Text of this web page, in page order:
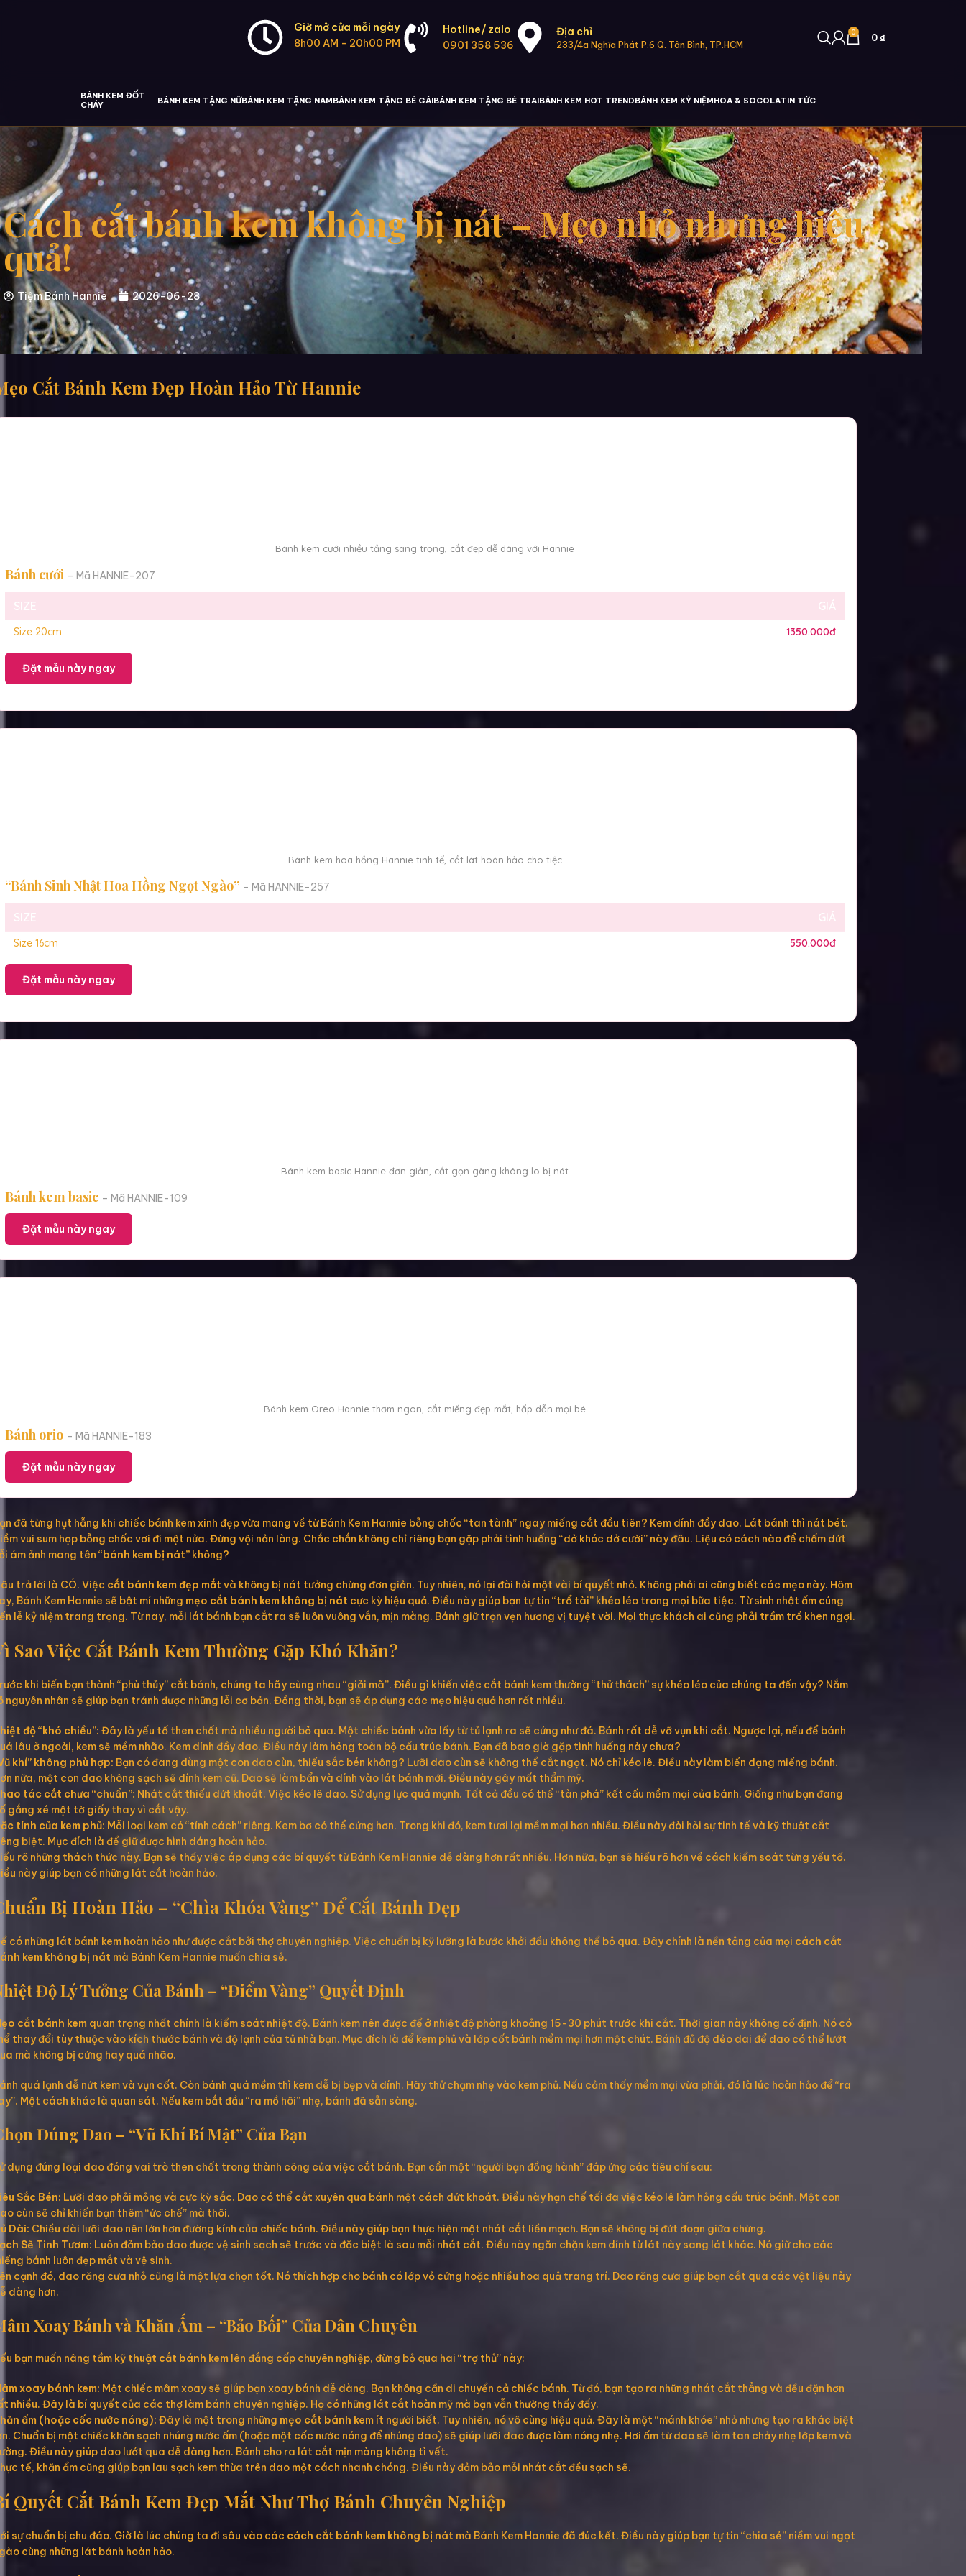
Giờ mở cửa mỗi ngày
8h00 AM - 20h00 PM
Hotline/ zalo
0901 358 536
Địa chỉ
233/4a Nghĩa Phát P.6 Q. Tân Bình, TP.HCM
0 0₫
BÁNH KEM ĐỐT
CHÁY
BÁNH KEM TẶNG NỮBÁNH KEM TẶNG NAMBÁNH KEM TẶNG BÉ GÁIBÁNH KEM TẶNG BÉ TRAIBÁNH KEM HOT TRENDBÁNH KEM KỶ NIỆMHOA & SOCOLATIN TỨC
Cách cắt bánh kem không bị nát – Mẹo nhỏ nhưng hiệu
quả!
Tiệm Bánh Hannie 2026-06-28
Cắt Bánh Kem Đẹp Hoàn Hảo Từ Hannie
Bánh kem cưới nhiều tầng sang trọng, cắt đẹp dễ dàng với Hannie
Bánh cưới – Mã HANNIE-207
SIZE GIÁ
Size 20cm 1350.000đ
Đặt mẫu này ngay
Bánh kem hoa hồng Hannie tinh tế, cắt lát hoàn hảo cho tiệc
“Bánh Sinh Nhật Hoa Hồng Ngọt Ngào” – Mã HANNIE-257
SIZE GIÁ
Size 16cm 550.000đ
Đặt mẫu này ngay
Bánh kem basic Hannie đơn giản, cắt gọn gàng không lo bị nát
Bánh kem basic – Mã HANNIE-109
Đặt mẫu này ngay
Bánh kem Oreo Hannie thơm ngon, cắt miếng đẹp mắt, hấp dẫn mọi bé
Bánh orio – Mã HANNIE-183
Đặt mẫu này ngay
đã từng hụt hẫng khi chiếc bánh kem xinh đẹp vừa mang về từ Bánh Kem Hannie bỗng chốc “tan tành” ngay miếng cắt đầu tiên? Kem dính đầy dao. Lát bánh thì nát bét.
vui sum họp bỗng chốc vơi đi một nửa. Đừng vội nản lòng. Chắc chắn không chỉ riêng bạn gặp phải tình huống “dở khóc dở cười” này đâu. Liệu có cách nào để chấm dứt
ám ảnh mang tên “bánh kem bị nát” không?
trả lời là CÓ. Việc cắt bánh kem đẹp mắt và không bị nát tưởng chừng đơn giản. Tuy nhiên, nó lại đòi hỏi một vài bí quyết nhỏ. Không phải ai cũng biết các mẹo này. Hôm
Bánh Kem Hannie sẽ bật mí những mẹo cắt bánh kem không bị nát cực kỳ hiệu quả. Điều này giúp bạn tự tin “trổ tài” khéo léo trong mọi bữa tiệc. Từ sinh nhật ấm cúng
lễ kỷ niệm trang trọng. Từ nay, mỗi lát bánh bạn cắt ra sẽ luôn vuông vắn, mịn màng. Bánh giữ trọn vẹn hương vị tuyệt vời. Mọi thực khách ai cũng phải trầm trồ khen ngợi.
Sao Việc Cắt Bánh Kem Thường Gặp Khó Khăn?
khi biến bạn thành “phù thủy” cắt bánh, chúng ta hãy cùng nhau “giải mã”. Điều gì khiến việc cắt bánh kem thường “thử thách” sự khéo léo của chúng ta đến vậy? Nắm
nguyên nhân sẽ giúp bạn tránh được những lỗi cơ bản. Đồng thời, bạn sẽ áp dụng các mẹo hiệu quả hơn rất nhiều.
độ “khó chiều”: Đây là yếu tố then chốt mà nhiều người bỏ qua. Một chiếc bánh vừa lấy từ tủ lạnh ra sẽ cứng như đá. Bánh rất dễ vỡ vụn khi cắt. Ngược lại, nếu để bánh
lâu ở ngoài, kem sẽ mềm nhão. Kem dính đầy dao. Điều này làm hỏng toàn bộ cấu trúc bánh. Bạn đã bao giờ gặp tình huống này chưa?
khí” không phù hợp: Bạn có đang dùng một con dao cùn, thiếu sắc bén không? Lưỡi dao cùn sẽ không thể cắt ngọt. Nó chỉ kéo lê. Điều này làm biến dạng miếng bánh.
nữa, một con dao không sạch sẽ dính kem cũ. Dao sẽ làm bẩn và dính vào lát bánh mới. Điều này gây mất thẩm mỹ.
tác cắt chưa “chuẩn”: Nhát cắt thiếu dứt khoát. Việc kéo lê dao. Sử dụng lực quá mạnh. Tất cả đều có thể “tàn phá” kết cấu mềm mại của bánh. Giống như bạn đang
gắng xé một tờ giấy thay vì cắt vậy.
tính của kem phủ: Mỗi loại kem có “tính cách” riêng. Kem bơ có thể cứng hơn. Trong khi đó, kem tươi lại mềm mại hơn nhiều. Điều này đòi hỏi sự tinh tế và kỹ thuật cắt
biệt. Mục đích là để giữ được hình dáng hoàn hảo.
rõ những thách thức này. Bạn sẽ thấy việc áp dụng các bí quyết từ Bánh Kem Hannie dễ dàng hơn rất nhiều. Hơn nữa, bạn sẽ hiểu rõ hơn về cách kiểm soát từng yếu tố.
này giúp bạn có những lát cắt hoàn hảo.
Bị Hoàn Hảo – “Chìa Khóa Vàng” Để Cắt Bánh Đẹp
có những lát bánh kem hoàn hảo như được cắt bởi thợ chuyên nghiệp. Việc chuẩn bị kỹ lưỡng là bước khởi đầu không thể bỏ qua. Đây chính là nền tảng của mọi cách cắt
kem không bị nát mà Bánh Kem Hannie muốn chia sẻ.
Độ Lý Tưởng Của Bánh – “Điểm Vàng” Quyết Định
cắt bánh kem quan trọng nhất chính là kiểm soát nhiệt độ. Bánh kem nên được để ở nhiệt độ phòng khoảng 15-30 phút trước khi cắt. Thời gian này không cố định. Nó có
thay đổi tùy thuộc vào kích thước bánh và độ lạnh của tủ nhà bạn. Mục đích là để kem phủ và lớp cốt bánh mềm mại hơn một chút. Bánh đủ độ dẻo dai để dao có thể lướt
mà không bị cứng hay quá nhão.
quá lạnh dễ nứt kem và vụn cốt. Còn bánh quá mềm thì kem dễ bị bẹp và dính. Hãy thử chạm nhẹ vào kem phủ. Nếu cảm thấy mềm mại vừa phải, đó là lúc hoàn hảo để “ra
Một cách khác là quan sát. Nếu kem bắt đầu “ra mồ hôi” nhẹ, bánh đã sẵn sàng.
Đúng Dao – “Vũ Khí Bí Mật” Của Bạn
dụng đúng loại dao đóng vai trò then chốt trong thành công của việc cắt bánh. Bạn cần một “người bạn đồng hành” đáp ứng các tiêu chí sau:
Sắc Bén: Lưỡi dao phải mỏng và cực kỳ sắc. Dao có thể cắt xuyên qua bánh một cách dứt khoát. Điều này hạn chế tối đa việc kéo lê làm hỏng cấu trúc bánh. Một con
cùn sẽ chỉ khiến bạn thêm “ức chế” mà thôi.
Dài: Chiều dài lưỡi dao nên lớn hơn đường kính của chiếc bánh. Điều này giúp bạn thực hiện một nhát cắt liền mạch. Bạn sẽ không bị đứt đoạn giữa chừng.
Sẽ Tinh Tươm: Luôn đảm bảo dao được vệ sinh sạch sẽ trước và đặc biệt là sau mỗi nhát cắt. Điều này ngăn chặn kem dính từ lát này sang lát khác. Nó giữ cho các
bánh luôn đẹp mắt và vệ sinh.
cạnh đó, dao răng cưa nhỏ cũng là một lựa chọn tốt. Nó thích hợp cho bánh có lớp vỏ cứng hoặc nhiều hoa quả trang trí. Dao răng cưa giúp bạn cắt qua các vật liệu này
dàng hơn.
Xoay Bánh và Khăn Ấm – “Bảo Bối” Của Dân Chuyên
bạn muốn nâng tầm kỹ thuật cắt bánh kem lên đẳng cấp chuyên nghiệp, đừng bỏ qua hai “trợ thủ” này:
xoay bánh kem: Một chiếc mâm xoay sẽ giúp bạn xoay bánh dễ dàng. Bạn không cần di chuyển cả chiếc bánh. Từ đó, bạn tạo ra những nhát cắt thẳng và đều đặn hơn
nhiều. Đây là bí quyết của các thợ làm bánh chuyên nghiệp. Họ có những lát cắt hoàn mỹ mà bạn vẫn thường thấy đấy.
ấm (hoặc cốc nước nóng): Đây là một trong những mẹo cắt bánh kem ít người biết. Tuy nhiên, nó vô cùng hiệu quả. Đây là một “mánh khóe” nhỏ nhưng tạo ra khác biệt
Chuẩn bị một chiếc khăn sạch nhúng nước ấm (hoặc một cốc nước nóng để nhúng dao) sẽ giúp lưỡi dao được làm nóng nhẹ. Hơi ấm từ dao sẽ làm tan chảy nhẹ lớp kem và
Điều này giúp dao lướt qua dễ dàng hơn. Bánh cho ra lát cắt mịn màng không tì vết.
tế, khăn ẩm cũng giúp bạn lau sạch kem thừa trên dao một cách nhanh chóng. Điều này đảm bảo mỗi nhát cắt đều sạch sẽ.
Quyết Cắt Bánh Kem Đẹp Mắt Như Thợ Bánh Chuyên Nghiệp
sự chuẩn bị chu đáo. Giờ là lúc chúng ta đi sâu vào các cách cắt bánh kem không bị nát mà Bánh Kem Hannie đã đúc kết. Điều này giúp bạn tự tin “chia sẻ” niềm vui ngọt
cùng những lát bánh hoàn hảo.